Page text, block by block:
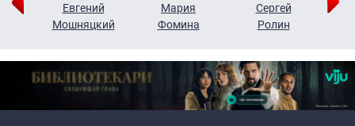
Евгений
Мошняцкий
Мария
Фомина
Сергей
Ролин